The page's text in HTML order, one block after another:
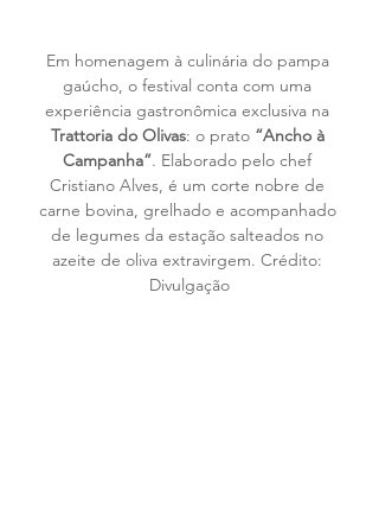
Em homenagem à culinária do pampa
gaúcho, o festival conta com uma
experiência gastronômica exclusiva na
Trattoria do Olivas: o prato “Ancho à
Campanha”. Elaborado pelo chef
Cristiano Alves, é um corte nobre de
carne bovina, grelhado e acompanhado
de legumes da estação salteados no
azeite de oliva extravirgem. Crédito:
Divulgação